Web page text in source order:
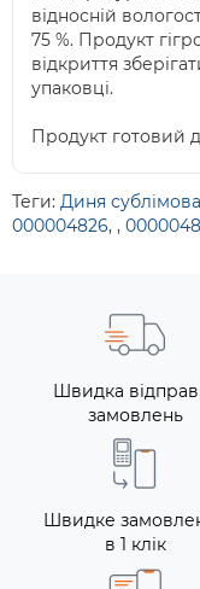
відносній
75 %. Продукт
відкриття
упаковці.
Продукт готовий
Теги: Диня
000004826, ,
Швидка
замовлень
Швидке
в 1 клік